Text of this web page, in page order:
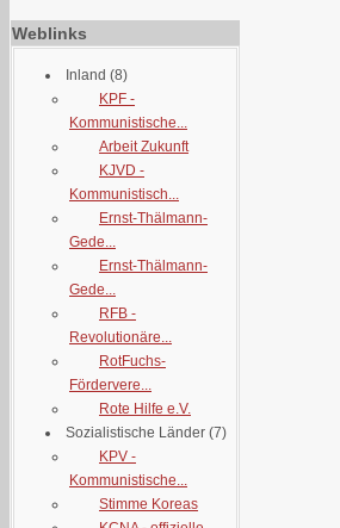
Weblinks
Inland (8)
KPF -
Kommunistische...
Arbeit Zukunft
KJVD -
Kommunistisch...
Ernst-Thälmann-
Gede...
Ernst-Thälmann-
Gede...
RFB -
Revolutionäre...
RotFuchs-
Fördervere...
Rote Hilfe e.V.
Sozialistische Länder (7)
KPV -
Kommunistische...
Stimme Koreas